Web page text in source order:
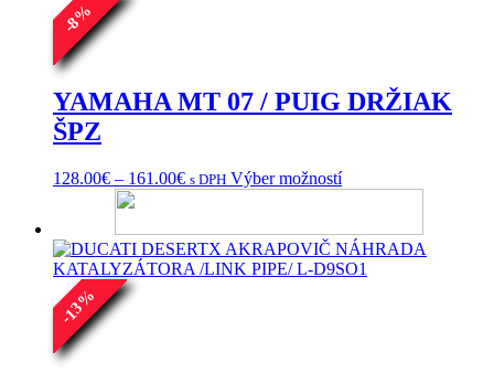
-
8
%
YAMAHA MT 07 / PUIG DRŽIAK
ŠPZ
128.00€ – 161.00€Price
through
161.00€
s DPH Výber možnostíTento
viacero
variantov.
Možnosti
-
13
%